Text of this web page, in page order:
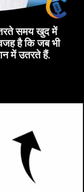
समय खुद में
है कि जब भी
में उतरते हैं.